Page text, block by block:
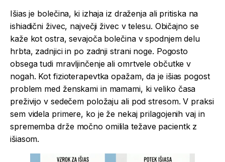
Išias je bolečina, ki izhaja iz draženja ali pritiska na
ishiadični živec, največji živec v telesu. Običajno se
kaže kot ostra, sevajoča bolečina v spodnjem delu
hrbta, zadnjici in po zadnji strani noge. Pogosto
obsega tudi mravljinčenje ali omrtvele občutke v
nogah. Kot fizioterapevtka opažam, da je išias pogost
problem med ženskami in mamami, ki veliko časa
preživijo v sedečem položaju ali pod stresom. V praksi
sem videla primere, ko je že nekaj prilagojenih vaj in
sprememba drže močno omilila težave pacientk z
išiasom.